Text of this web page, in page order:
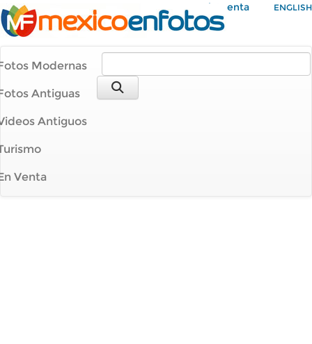
Mi Cuenta ENGLISH
Modernas
Antiguas
Antiguos
Venta